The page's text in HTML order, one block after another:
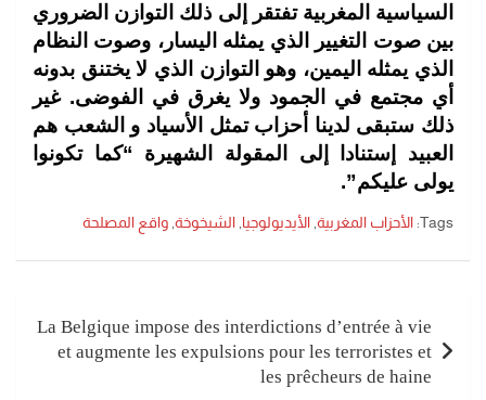
السياسية المغربية تفتقر إلى ذلك التوازن الضروري
بين صوت التغيير الذي يمثله اليسار، وصوت النظام
الذي يمثله اليمين، وهو التوازن الذي لا يختنق بدونه
أي مجتمع في الجمود ولا يغرق في الفوضى. غير
ذلك ستبقى لدينا أحزاب تمثل الأسياد و الشعب هم
العبيد إستنادا إلى المقولة الشهيرة “كما تكونوا
يولى عليكم”.
Tags: الأحزاب المغربية, الأيديولوجيا, الشيخوخة, واقع المصلحة
المقالاتLa Belgique impose des interdictions d’entrée à vie
et augmente les expulsions pour les terroristes et
les prêcheurs de haine